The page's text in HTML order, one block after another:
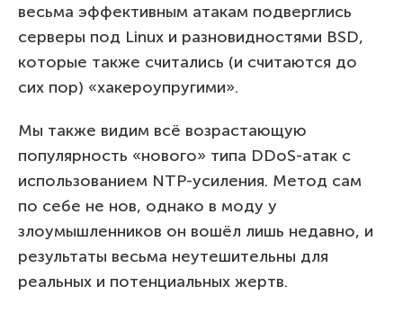
весьма эффективным атакам подверглись
серверы под Linux и разновидностями BSD,
которые также считались (и считаются до
сих пор) «хакероупругими».
Мы также видим всё возрастающую
популярность «нового» типа DDoS-атак с
использованием NTP-усиления. Метод сам
по себе не нов, однако в моду у
злоумышленников он вошёл лишь недавно, и
результаты весьма неутешительны для
реальных и потенциальных жертв.